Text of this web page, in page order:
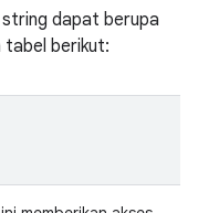
dapat berupa
tabel berikut: